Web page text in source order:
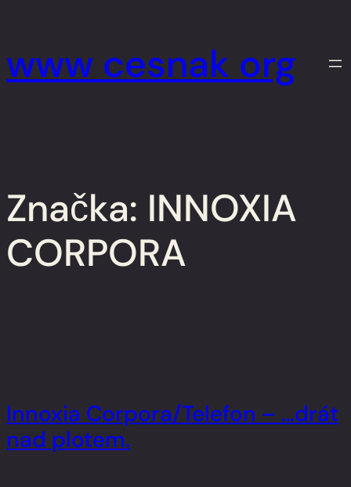
obsah
www cesnak org
Značka: INNOXIA
CORPORA
Innoxia Corpora/Telefon – …drát
nad plotem.